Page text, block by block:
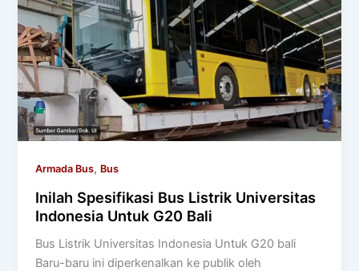
Armada Bus, Bus
Inilah Spesifikasi Bus Listrik Universitas
Indonesia Untuk G20 Bali
Bus Listrik Universitas Indonesia Untuk G20 bali
Baru-baru ini diperkenalkan ke publik oleh